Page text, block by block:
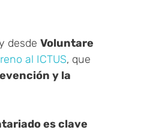
desde Voluntare
al ICTUS, que
y la
es clave